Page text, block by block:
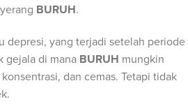
BURUH.
depresi, yang terjadi setelah periode
gejala di mana BURUH mungkin
dan cemas. Tetapi tidak